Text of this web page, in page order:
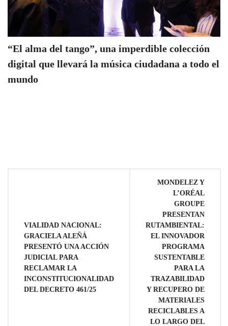
“El alma del tango”, una imperdible colección
digital que llevará la música ciudadana a todo el
mundo
entradas
VIALIDAD NACIONAL:
GRACIELA ALEÑÁ
PRESENTÓ UNA ACCIÓN
JUDICIAL PARA
RECLAMAR LA
INCONSTITUCIONALIDAD
DEL DECRETO 461/25
MONDELEZ Y
L’ORÉAL
GROUPE
PRESENTAN
RUTAMBIENTAL:
EL INNOVADOR
PROGRAMA
SUSTENTABLE
PARA LA
TRAZABILIDAD
Y RECUPERO DE
MATERIALES
RECICLABLES A
LO LARGO DEL